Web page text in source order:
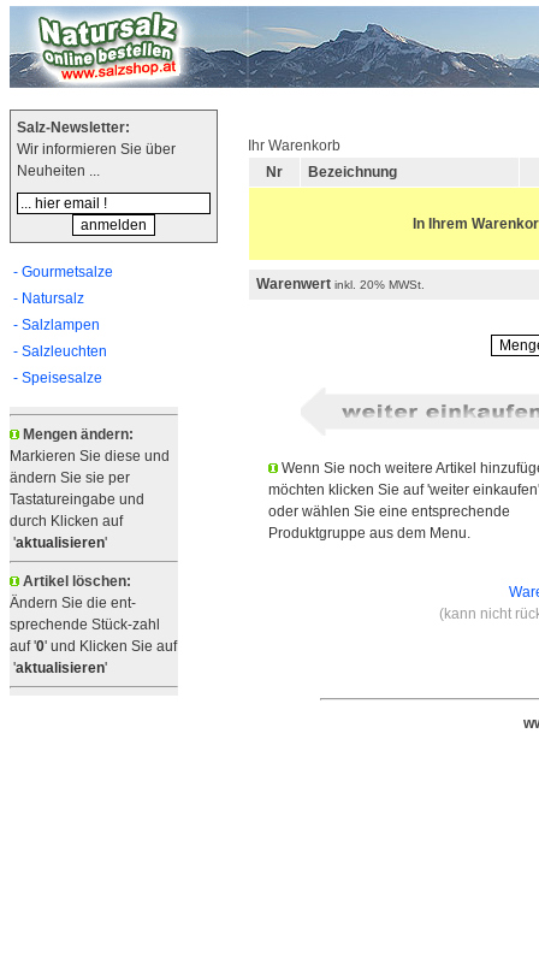
Salz-Newsletter:
Wir informieren Sie über
Neuheiten ...
- Gourmetsalze
- Natursalz
- Salzlampen
- Salzleuchten
- Speisesalze
Mengen ändern:
Markieren Sie diese und
ändern Sie sie per
Tastatureingabe und
durch Klicken auf
'aktualisieren'
Artikel löschen:
Ändern Sie die ent-
sprechende Stück-zahl
auf '0' und Klicken Sie auf
'aktualisieren'
Ihr Warenkorb
Nr
Bezeichnung
In Ihrem
Warenwert inkl. 20% MWSt.
Wenn Sie noch weitere Artikel
möchten klicken Sie auf 'weiter einkaufen'
oder wählen Sie eine entsprechende
Produktgruppe aus dem Menu.
(kann nicht